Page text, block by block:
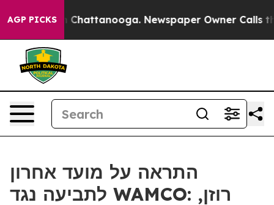
AGP PICKSin Chattanooga. Newspaper Owner Calls the
התראה על מועד אחרון
לתביעה נגד WAMCO: רוזן,